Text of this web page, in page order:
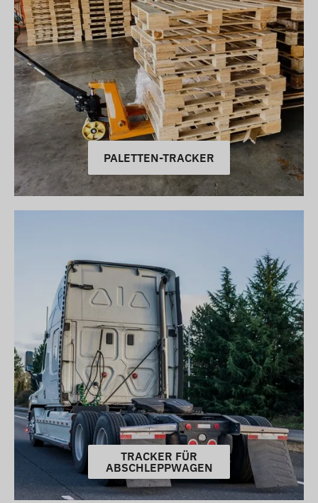
PALETTEN-TRACKER
TRACKER FÜR
ABSCHLEPPWAGEN